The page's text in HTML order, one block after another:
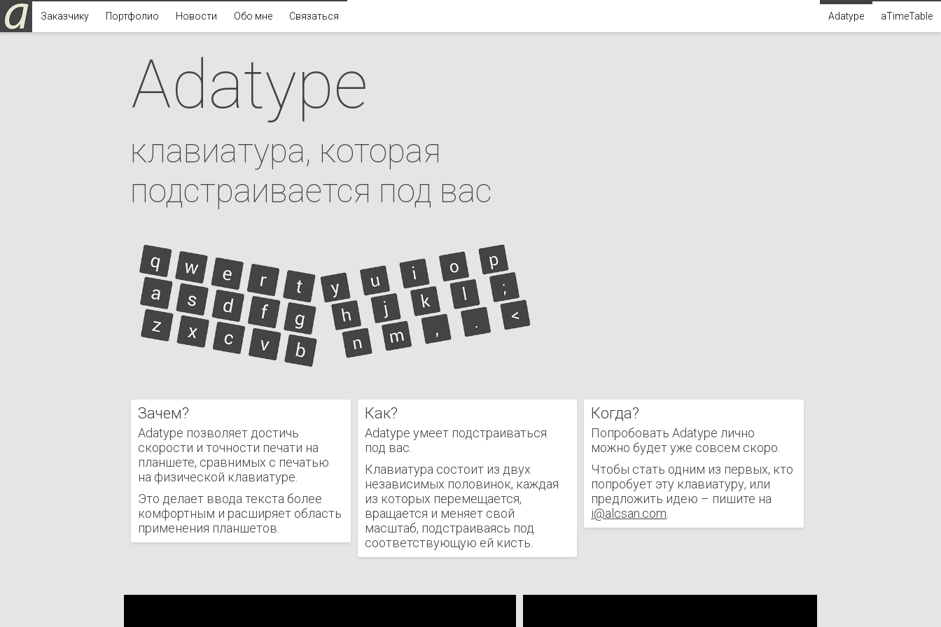
Заказчику Портфолио Новости Обо мне Связаться Adatype aTimeTable
Adatype
клавиатура, которая
подстраивается под вас
Зачем?
Adatype позволяет достичь
скорости и точности печати на
планшете, сравнимых с печатью
на физической клавиатуре.
Это делает ввода текста более
комфортным и расширяет область
применения планшетов.
Как?
Adatype умеет подстраиваться
под вас.
Клавиатура состоит из двух
независимых половинок, каждая
из которых перемещается,
вращается и меняет свой
масштаб, подстраиваясь под
соответствующую ей кисть.
Когда?
Попробовать Adatype лично
можно будет уже совсем скоро.
Чтобы стать одним из первых, кто
попробует эту клавиатуру, или
предложить идею – пишите на
i@alcsan.com.